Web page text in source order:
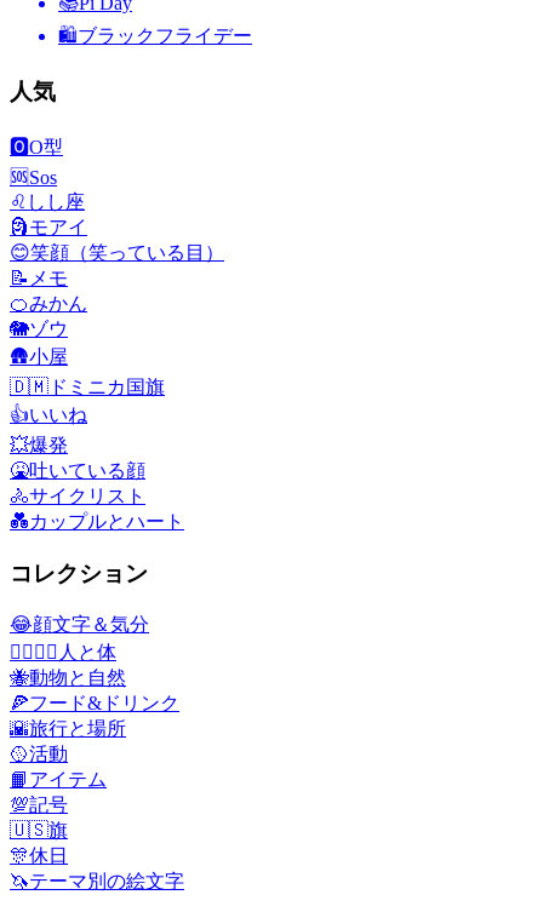
🛍ブラックフライデー
人気
🅾️O型
🆘Sos
♌ しし座
🗿モアイ
😊笑顔（笑っている目）
📝 メモ
🍊みかん
🐘ゾウ
🛖小屋
🇩🇲 ドミニカ国旗
👍いいね
💥爆発
🤮吐いている顔
🚴サイクリスト
💑カップルとハート
コレクション
😂顔文字＆気分
👩‍❤️‍💋‍👨 人と体
🐝動物と自然
🍕フード&ドリンク
🌇旅行と場所
🥎活動
📙 アイテム
💯記号
🇺🇸旗
🎊休日
🦄テーマ別の絵文字